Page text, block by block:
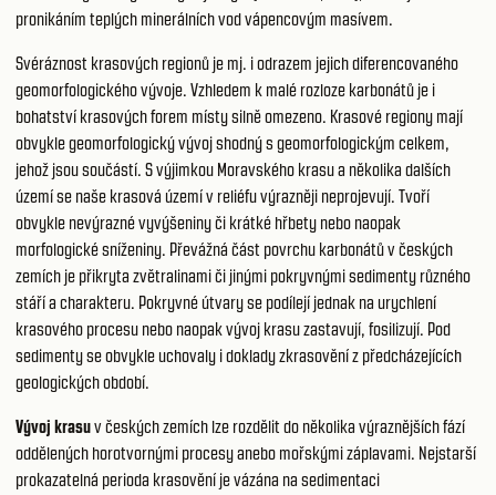
pronikáním teplých minerálních vod vápencovým masívem.
Svéráznost krasových regionů je mj. i odrazem jejich diferencovaného
geomorfologického vývoje. Vzhledem k malé rozloze karbonátů je i
bohatství krasových forem místy silně omezeno. Krasové regiony mají
obvykle geomorfologický vývoj shodný s geomorfologickým celkem,
jehož jsou součástí. S výjimkou Moravského krasu a několika dalších
území se naše krasová území v reliéfu výrazněji neprojevují. Tvoří
obvykle nevýrazné vyvýšeniny či krátké hřbety nebo naopak
morfologické sníženiny. Převážná část povrchu karbonátů v českých
zemích je přikryta zvětralinami či jinými pokryvnými sedimenty různého
stáří a charakteru. Pokryvné útvary se podílejí jednak na urychlení
krasového procesu nebo naopak vývoj krasu zastavují, fosilizují. Pod
sedimenty se obvykle uchovaly i doklady zkrasovění z předcházejících
geologických období.
Vývoj krasuv českých zemích lze rozdělit do několika výraznějších fází
oddělených horotvornými procesy anebo mořskými záplavami. Nejstarší
prokazatelná perioda krasovění je vázána na sedimentaci